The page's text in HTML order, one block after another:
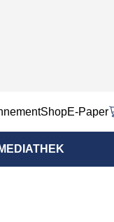
ShopE-Paper
MEDIATHEK